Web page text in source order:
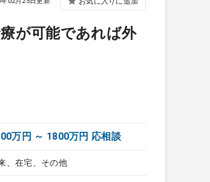
が可能であれば外
万円 ～ 1800万円 応相談
、在宅、その他